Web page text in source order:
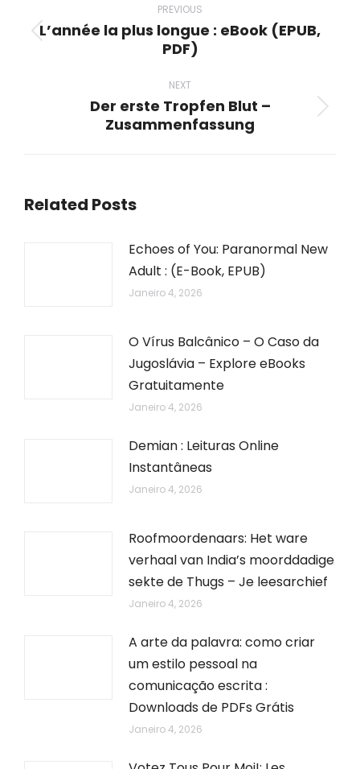
navigation
PREVIOUS
Previous
post:
L’année la plus longue : eBook (EPUB,
PDF)
NEXT
Next
Der erste Tropfen Blut –
Zusammenfassung
Related Posts
Echoes of You: Paranormal New
Adult : (E-Book, EPUB)
Janeiro 4, 2026
O Vírus Balcânico – O Caso da
Jugoslávia – Explore eBooks
Gratuitamente
Janeiro 4, 2026
Demian : Leituras Online
Instantâneas
Janeiro 4, 2026
Roofmoordenaars: Het ware
verhaal van India’s moorddadige
sekte de Thugs – Je leesarchief
Janeiro 4, 2026
A arte da palavra: como criar
um estilo pessoal na
comunicação escrita :
Downloads de PDFs Grátis
Janeiro 4, 2026